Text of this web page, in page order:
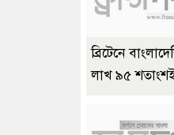
ব্রিটেনে
লাখ ৯৫